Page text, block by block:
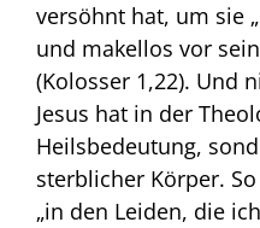
versöhnt hat, um sie
und makellos vor
(Kolosser 1,22). Und
Jesus hat in der
Heilsbedeutung,
sterblicher Körper.
„in den Leiden, die